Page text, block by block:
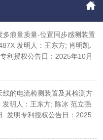
痕量质量-位置同步感测装置
发明人：王东方; 肖明凯.
利授权公告日：2025年10月
的电流检测装置及其检测方
明人：王东方; 陈冰 范立强
发明专利授权公告日：2025